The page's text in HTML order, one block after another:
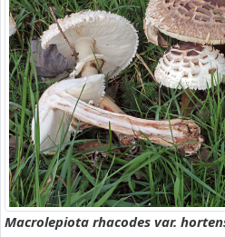
Macrolepiota rhacodes var.